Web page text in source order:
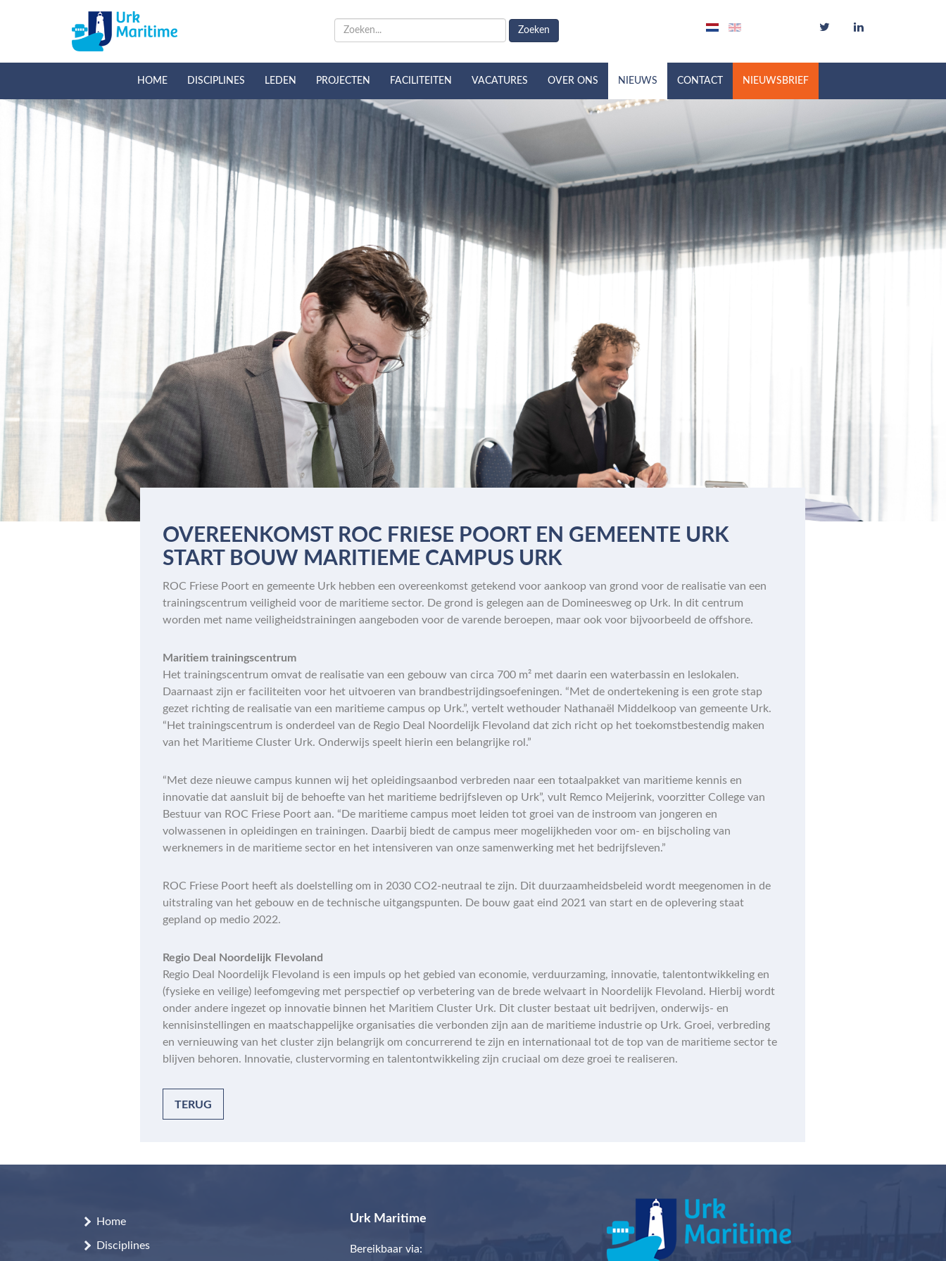
Zoeken
HOME DISCIPLINES LEDEN PROJECTEN FACILITEITEN VACATURES OVER ONS NIEUWS CONTACT NIEUWSBRIEF
OVEREENKOMST ROC FRIESE POORT EN GEMEENTE URK
START BOUW MARITIEME CAMPUS URK
ROC Friese Poort en gemeente Urk hebben een overeenkomst getekend voor aankoop van grond voor de realisatie van een
trainingscentrum veiligheid voor de maritieme sector. De grond is gelegen aan de Domineesweg op Urk. In dit centrum
worden met name veiligheidstrainingen aangeboden voor de varende beroepen, maar ook voor bijvoorbeeld de offshore.
Maritiem trainingscentrum
Het trainingscentrum omvat de realisatie van een gebouw van circa 700 m² met daarin een waterbassin en leslokalen.
Daarnaast zijn er faciliteiten voor het uitvoeren van brandbestrijdingsoefeningen. “Met de ondertekening is een grote stap
gezet richting de realisatie van een maritieme campus op Urk.”, vertelt wethouder Nathanaël Middelkoop van gemeente Urk.
“Het trainingscentrum is onderdeel van de Regio Deal Noordelijk Flevoland dat zich richt op het toekomstbestendig maken
van het Maritieme Cluster Urk. Onderwijs speelt hierin een belangrijke rol.”
“Met deze nieuwe campus kunnen wij het opleidingsaanbod verbreden naar een totaalpakket van maritieme kennis en
innovatie dat aansluit bij de behoefte van het maritieme bedrijfsleven op Urk”, vult Remco Meijerink, voorzitter College van
Bestuur van ROC Friese Poort aan. “De maritieme campus moet leiden tot groei van de instroom van jongeren en
volwassenen in opleidingen en trainingen. Daarbij biedt de campus meer mogelijkheden voor om- en bijscholing van
werknemers in de maritieme sector en het intensiveren van onze samenwerking met het bedrijfsleven.”
ROC Friese Poort heeft als doelstelling om in 2030 CO2-neutraal te zijn. Dit duurzaamheidsbeleid wordt meegenomen in de
uitstraling van het gebouw en de technische uitgangspunten. De bouw gaat eind 2021 van start en de oplevering staat
gepland op medio 2022.
Regio Deal Noordelijk Flevoland
Regio Deal Noordelijk Flevoland is een impuls op het gebied van economie, verduurzaming, innovatie, talentontwikkeling en
(fysieke en veilige) leefomgeving met perspectief op verbetering van de brede welvaart in Noordelijk Flevoland. Hierbij wordt
onder andere ingezet op innovatie binnen het Maritiem Cluster Urk. Dit cluster bestaat uit bedrijven, onderwijs- en
kennisinstellingen en maatschappelijke organisaties die verbonden zijn aan de maritieme industrie op Urk. Groei, verbreding
en vernieuwing van het cluster zijn belangrijk om concurrerend te zijn en internationaal tot de top van de maritieme sector te
blijven behoren. Innovatie, clustervorming en talentontwikkeling zijn cruciaal om deze groei te realiseren.
TERUG
Home
Disciplines
Urk Maritime
Bereikbaar via: